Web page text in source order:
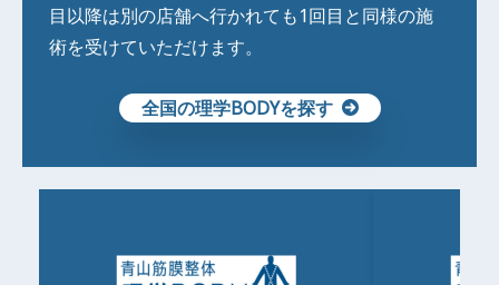
目以降は別の店舗へ行かれても1回目と同様の施
術を受けていただけます。
全国の理学BODYを探す